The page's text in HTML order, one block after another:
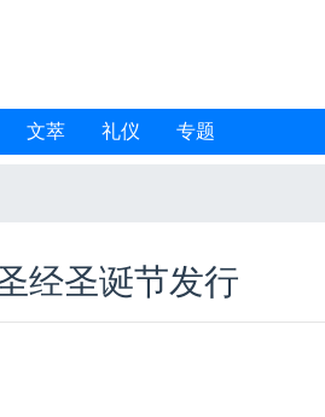
文萃 礼仪 专题
经圣诞节发行